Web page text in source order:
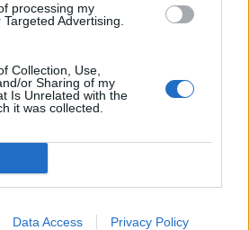
processing my
Advertising.
Collection, Use,
or Sharing of my
Is Unrelated with the
it was collected.
Data Access Privacy Policy
…
Czytaj
,Opowieść wigilijna